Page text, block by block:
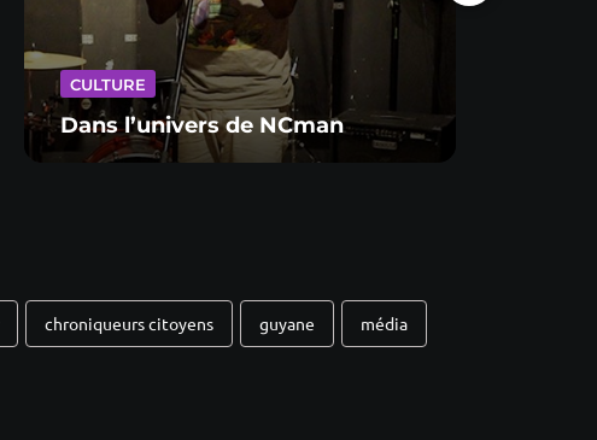
CULTURE
Dans l’univers de NCman
chroniqueurs citoyens guyane média